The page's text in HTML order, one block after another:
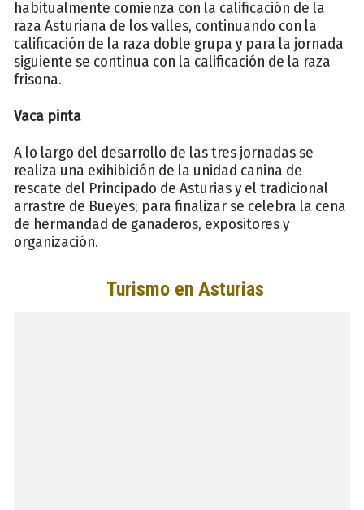
habitualmente comienza con la calificación de la
raza Asturiana de los valles, continuando con la
calificación de la raza doble grupa y para la jornada
siguiente se continua con la calificación de la raza
frisona.
Vaca pinta
A lo largo del desarrollo de las tres jornadas se
realiza una exihibición de la unidad canina de
rescate del Principado de Asturias y el tradicional
arrastre de Bueyes; para finalizar se celebra la cena
de hermandad de ganaderos, expositores y
organización.